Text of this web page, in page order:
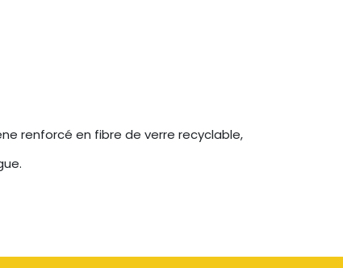
renforcé en fibre de verre recyclable,